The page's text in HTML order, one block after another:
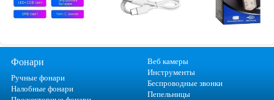
Фонари
Ручные фонари
Налобные фонари
Веб камеры
Инструменты
Беспроводные звонки
Пепельницы